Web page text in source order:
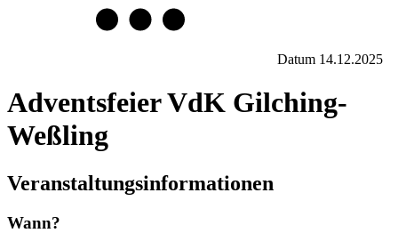
Datum 14.12.2025
Adventsfeier VdK Gilching-
Weßling
Veranstaltungsinformationen
Wann?